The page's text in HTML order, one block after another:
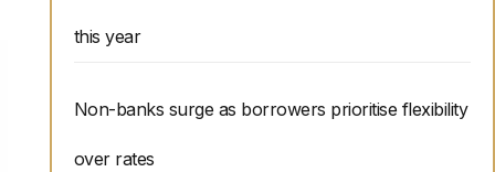
this year
Non-banks surge as borrowers prioritise flexibility
over rates